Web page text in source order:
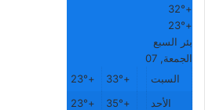
+
32°
+
23°
بئر السبع
الجمعة, 07
السبت
+
33°
+
23°
الأحد
+
35°
+
23°